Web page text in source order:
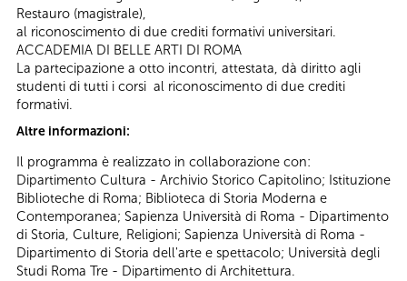
Restauro (magistrale),
al riconoscimento di due crediti formativi universitari.
ACCADEMIA DI BELLE ARTI DI ROMA
La partecipazione a otto incontri, attestata, dà diritto agli
studenti di tutti i corsi al riconoscimento di due crediti
formativi.
Altre informazioni:
Il programma è realizzato in collaborazione con:
Dipartimento Cultura - Archivio Storico Capitolino; Istituzione
Biblioteche di Roma; Biblioteca di Storia Moderna e
Contemporanea; Sapienza Università di Roma - Dipartimento
di Storia, Culture, Religioni; Sapienza Università di Roma -
Dipartimento di Storia dell'arte e spettacolo; Università degli
Studi Roma Tre - Dipartimento di Architettura.